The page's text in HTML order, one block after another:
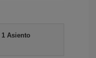
Asiento